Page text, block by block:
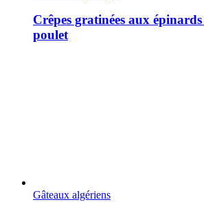
Crêpes gratinées aux
poulet
Gâteaux algériens